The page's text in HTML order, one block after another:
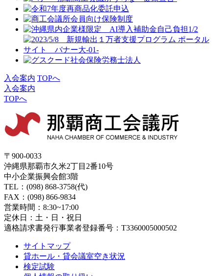
入会案内 TOPへ
入会案内
TOPへ
〒900-0033
沖縄県那覇市久米2丁目2番10号
中小企業振興会館3階
TEL：(098) 868-3758(代)
FAX：(098) 866-9834
営業時間：8:30~17:00
定休日：土・日・祝日
適格請求書発行事業者登録番号：T3360005000502
サイトマップ
貸ホール・貸会議室空き状況
検定試験